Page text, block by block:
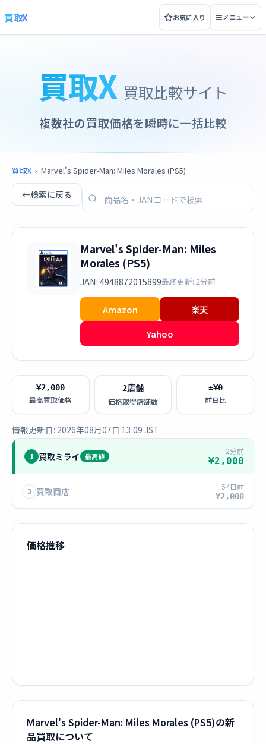
買取X お気に入り メニュー
買取X 買取比較サイト
複数社の買取価格を瞬時に一括比較
買取X › Marvel's Spider-Man: Miles Morales (PS5)
←検索に戻る
Marvel's Spider-Man: Miles
Morales (PS5)
JAN: 4948872015899最終更新: 2分前
Amazon
楽天
Yahoo
¥2,000
最高買取価格
2店舗
価格取得店舗数
±¥0
前日比
情報更新日: 2026年08月07日 13:09 JST
1 買取ミライ 最高値
2分前
¥2,000
2 買取商店 54日前
¥2,000
価格推移
Marvel's Spider-Man: Miles Morales (PS5)の新
品買取について